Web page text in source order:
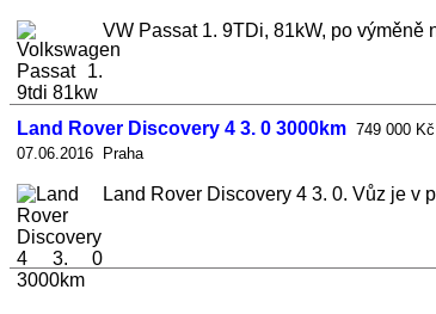
VW Passat 1. 9TDi, 81kW, po výměně
Land Rover Discovery 4 3. 0 3000km 749 000 Kč
07.06.2016 Praha
Land Rover Discovery 4 3. 0. Vůz je v